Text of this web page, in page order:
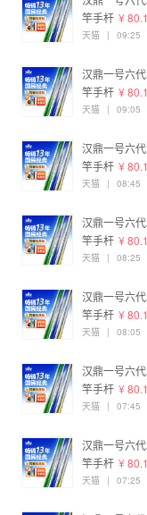
竿手杆 ¥
天猫 | 09:25
汉鼎一号六
竿手杆 ¥
天猫 | 09:05
汉鼎一号六
竿手杆 ¥
天猫 | 08:45
汉鼎一号六
竿手杆 ¥
天猫 | 08:25
汉鼎一号六
竿手杆 ¥
天猫 | 08:05
汉鼎一号六
竿手杆 ¥
天猫 | 07:45
汉鼎一号六
竿手杆 ¥
天猫 | 07:25